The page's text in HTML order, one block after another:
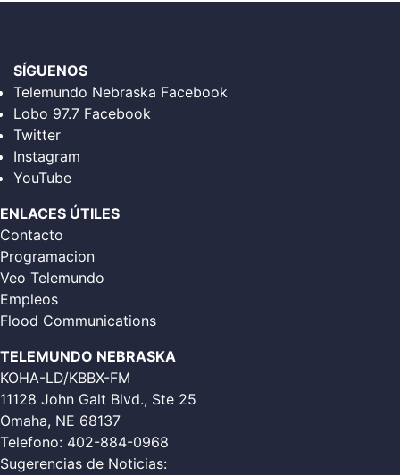
SÍGUENOS
Telemundo Nebraska Facebook
Lobo 97.7 Facebook
Twitter
Instagram
YouTube
ENLACES ÚTILES
Contacto
Programacion
Veo Telemundo
Empleos
Flood Communications
TELEMUNDO NEBRASKA
KOHA-LD/KBBX-FM
11128 John Galt Blvd., Ste 25
Omaha, NE 68137
Telefono: 402-884-0968
Sugerencias de Noticias: